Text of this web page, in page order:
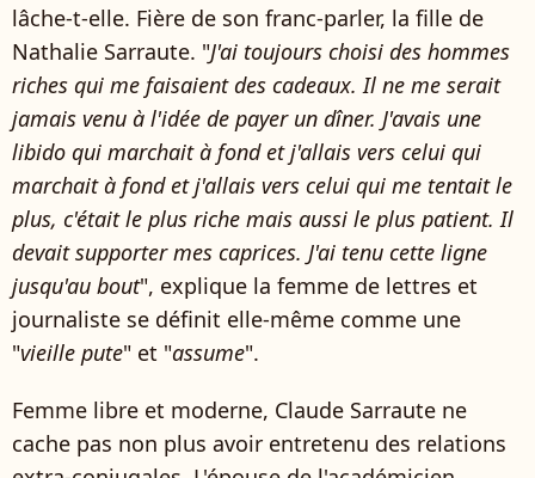
lâche-t-elle. Fière de son franc-parler, la fille de
Nathalie Sarraute. "J'ai toujours choisi des hommes
riches qui me faisaient des cadeaux. Il ne me serait
jamais venu à l'idée de payer un dîner. J'avais une
libido qui marchait à fond et j'allais vers celui qui
marchait à fond et j'allais vers celui qui me tentait le
plus, c'était le plus riche mais aussi le plus patient. Il
devait supporter mes caprices. J'ai tenu cette ligne
jusqu'au bout", explique la femme de lettres et
journaliste se définit elle-même comme une
"vieille pute" et "assume".
Femme libre et moderne, Claude Sarraute ne
cache pas non plus avoir entretenu des relations